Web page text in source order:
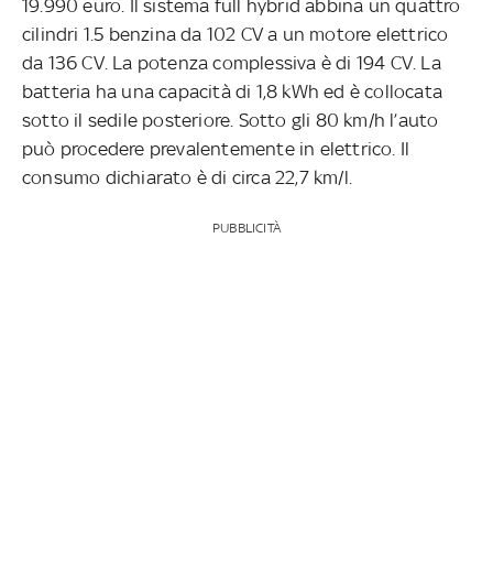
19.990 euro. Il sistema full hybrid abbina un quattro
cilindri 1.5 benzina da 102 CV a un motore elettrico
da 136 CV. La potenza complessiva è di 194 CV. La
batteria ha una capacità di 1,8 kWh ed è collocata
sotto il sedile posteriore. Sotto gli 80 km/h l’auto
può procedere prevalentemente in elettrico. Il
consumo dichiarato è di circa 22,7 km/l.
PUBBLICITÀ